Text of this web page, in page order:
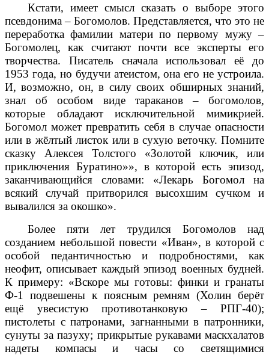
Кстати, имеет смысл сказать о выборе этого
псевдонима – Богомолов. Представляется, что это не
переработка фамилии матери по первому мужу –
Богомолец, как считают почти все эксперты его
творчества. Писатель сначала использовал её до
1953 года, но будучи атеистом, она его не устроила.
И, возможно, он, в силу своих обширных знаний,
знал об особом виде тараканов – богомолов,
которые обладают исключительной мимикрией.
Богомол может превратить себя в случае опасности
или в жёлтый листок или в сухую веточку. Помните
сказку Алексея Толстого «Золотой ключик, или
приключения Буратино»», в которой есть эпизод,
заканчивающийся словами: «Лекарь Богомол на
всякий случай притворился высохшим сучком и
вывалился за окошко».
Более пяти лет трудился Богомолов над
созданием небольшой повести «Иван», в которой с
особой педантичностью и подробностями, как
неофит, описывает каждый эпизод военных будней.
К примеру: «Вскоре мы готовы: финки и гранаты
Ф-1 подвешены к поясным ремням (Холин берёт
ещё увесистую противотанковую – РПГ-40);
пистолеты с патронами, загнанными в патронники,
сунуты за пазуху; прикрытые рукавами маскхалатов
надеты компасы и часы со светящимися